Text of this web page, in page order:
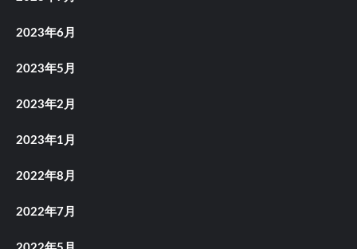
2023年6月
2023年5月
2023年2月
2023年1月
2022年8月
2022年7月